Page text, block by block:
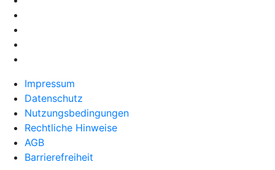
Impressum
Datenschutz
Nutzungsbedingungen
Rechtliche Hinweise
AGB
Barrierefreiheit